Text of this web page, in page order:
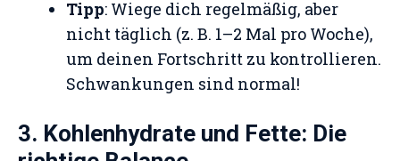
Tipp: Wiege dich regelmäßig, aber
nicht täglich (z. B. 1–2 Mal pro Woche),
um deinen Fortschritt zu kontrollieren.
Schwankungen sind normal!
3. Kohlenhydrate und Fette: Die